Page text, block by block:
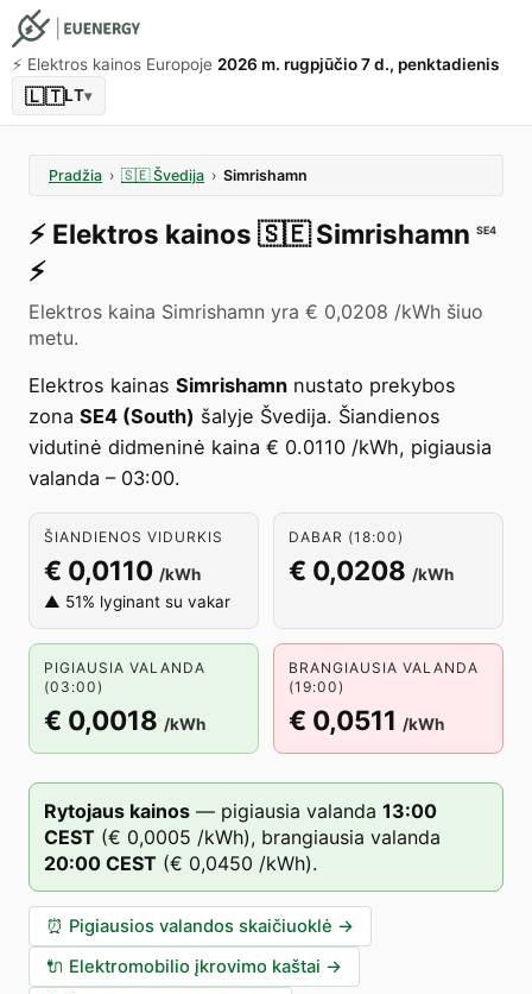
⚡️ Elektros kainos Europoje 2026 m. rugpjūčio 7 d., penktadienis
🇱🇹LT▾
Pradžia › 🇸🇪 Švedija › Simrishamn
⚡️ Elektros kainos 🇸🇪 Simrishamn SE4
⚡️
Elektros kaina Simrishamn yra € 0,0208 /kWh šiuo
metu.
Elektros kainas Simrishamn nustato prekybos
zona SE4 (South) šalyje Švedija. Šiandienos
vidutinė didmeninė kaina € 0.0110 /kWh, pigiausia
valanda – 03:00.
ŠIANDIENOS VIDURKIS
€ 0,0110 /kWh
▲ 51% lyginant su vakar
DABAR (18:00)
€ 0,0208 /kWh
PIGIAUSIA VALANDA
(03:00)
€ 0,0018 /kWh
BRANGIAUSIA VALANDA
(19:00)
€ 0,0511 /kWh
Rytojaus kainos — pigiausia valanda 13:00
CEST (€ 0,0005 /kWh), brangiausia valanda
20:00 CEST (€ 0,0450 /kWh).
⏰ Pigiausios valandos skaičiuoklė →
🔌 Elektromobilio įkrovimo kaštai →